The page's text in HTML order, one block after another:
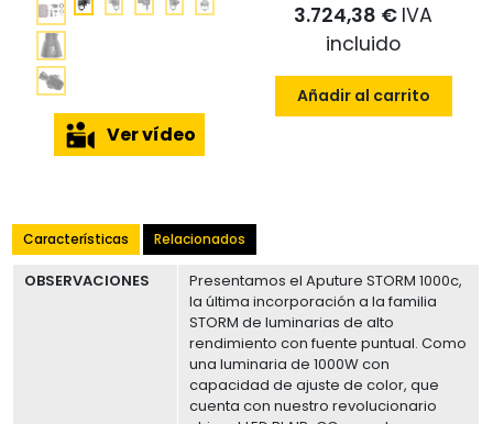
Ver vídeo
3.724,38 € IVA
incluido
Añadir al carrito
Características Relacionados
OBSERVACIONES
Presentamos el Aputure STORM 1000c,
la última incorporación a la familia
STORM de luminarias de alto
rendimiento con fuente puntual. Como
una luminaria de 1000W con
capacidad de ajuste de color, que
cuenta con nuestro revolucionario